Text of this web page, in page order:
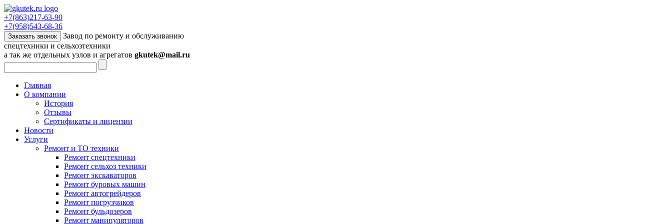
+7(863)217-63-90
+7(958)543-68-36
Заказать звонок
Завод по ремонту и обслуживанию
спецтехники и сельхозтехники
а так же отдельных узлов и агрегатов gkutek@mail.ru
Главная
О компании
История
Отзывы
Сертификаты и лицензии
Новости
Услуги
Ремонт и ТО техники
Ремонт спецтехники
Ремонт сельхоз техники
Ремонт экскаваторов
Ремонт буровых машин
Ремонт автогрейдеров
Ремонт погрузчиков
Ремонт бульдозеров
Ремонт манипуляторов